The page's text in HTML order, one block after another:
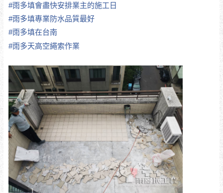
#雨多填會盡快安排業主的施工日
#雨多填專業防水品質最好
#雨多填在台南
#雨多天高空繩索作業